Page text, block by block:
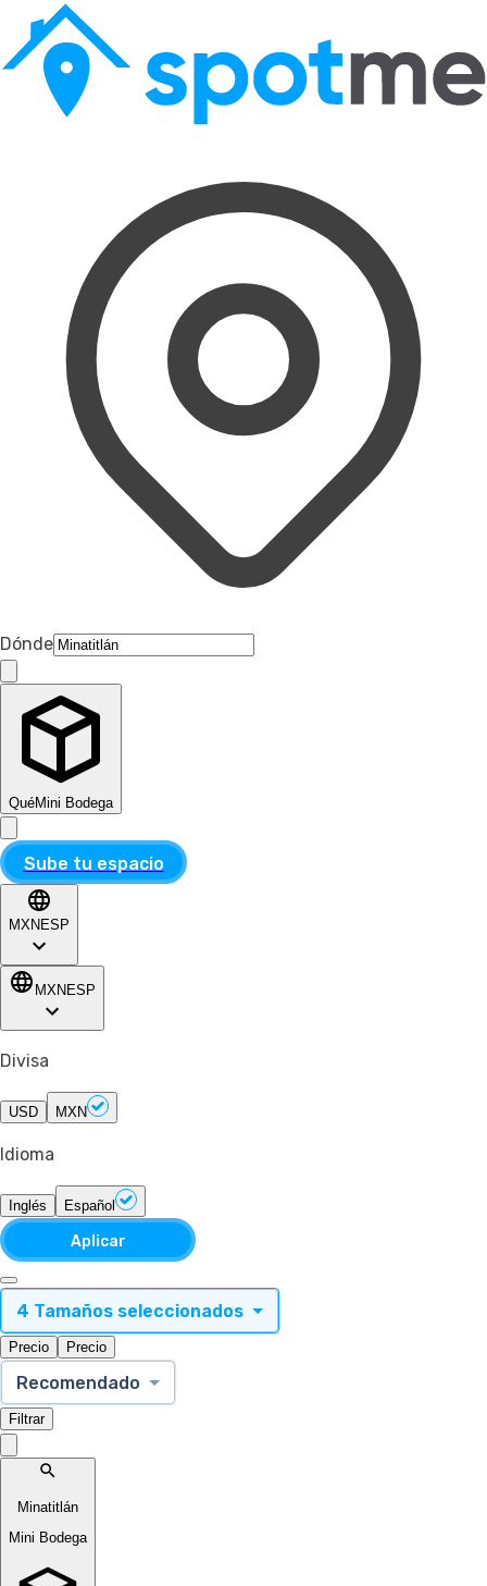
Dónde
QuéMini Bodega
Sube tu espacio
MXN ESP
MXN ESP
Divisa
USD MXN
Idioma
Inglés Español
Aplicar
4 Tamaños seleccionados
Precio Precio
Recomendado
Filtrar
Minatitlán
Mini Bodega